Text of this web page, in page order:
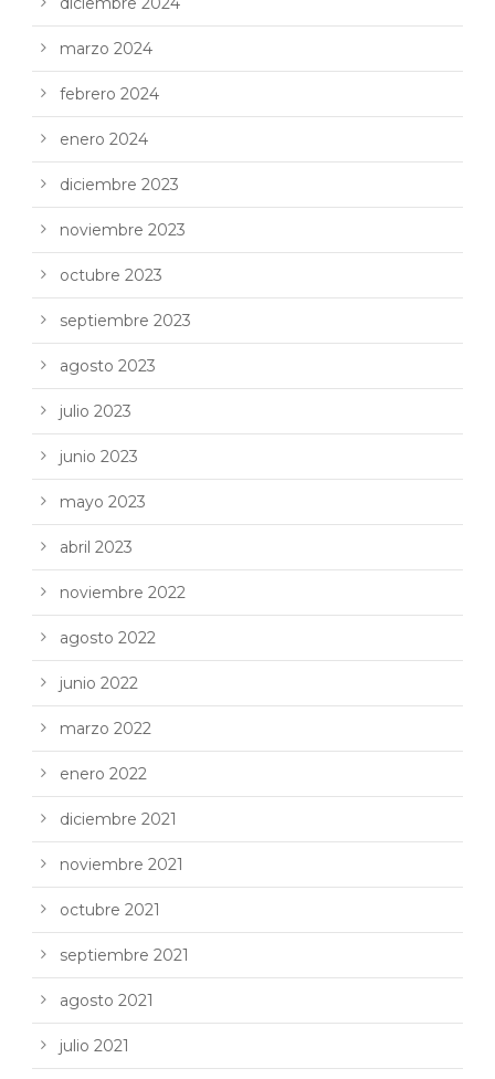
marzo 2024
febrero 2024
enero 2024
diciembre 2023
noviembre 2023
octubre 2023
septiembre 2023
agosto 2023
julio 2023
junio 2023
mayo 2023
abril 2023
noviembre 2022
agosto 2022
junio 2022
marzo 2022
enero 2022
diciembre 2021
noviembre 2021
octubre 2021
septiembre 2021
agosto 2021
julio 2021